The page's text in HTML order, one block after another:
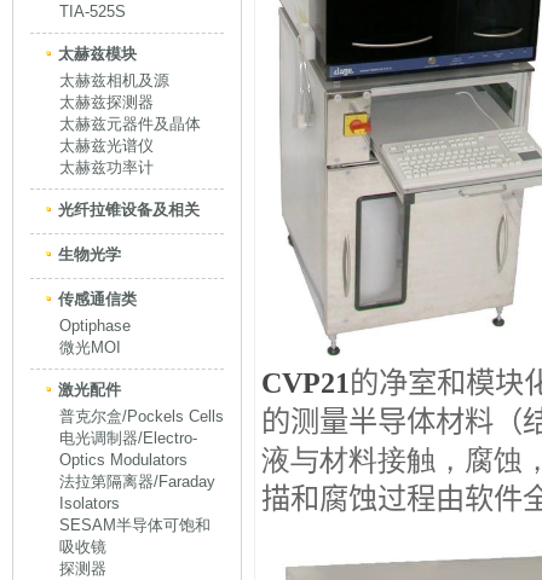
TIA-525S
太赫兹模块
太赫兹相机及源
太赫兹探测器
太赫兹元器件及晶体
太赫兹光谱仪
太赫兹功率计
光纤拉锥设备及相关
生物光学
传感通信类
Optiphase
微光MOI
激光配件
普克尔盒/Pockels Cells
电光调制器/Electro-
Optics Modulators
法拉第隔离器/Faraday
Isolators
SESAM半导体可饱和
吸收镜
探测器
CVP21的净室和模块
的测量半导体材料（
液与材料接触，腐蚀
描和腐蚀过程由软件